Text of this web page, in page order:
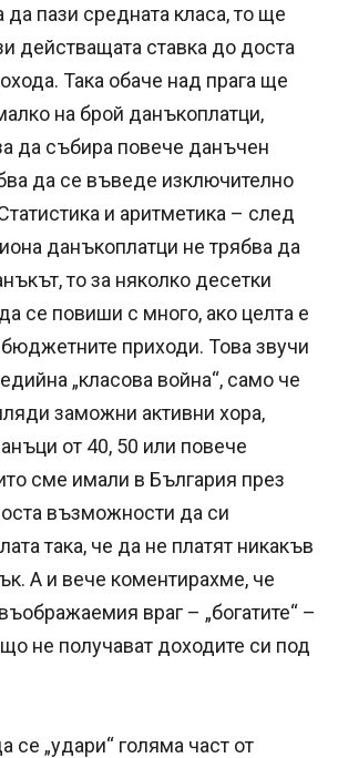
да пази средната класа, то ще
действащата ставка до доста
Така обаче над прага ще
на брой данъкоплатци,
да събира повече данъчен
да се въведе изключително
и аритметика – след
данъкоплатци не трябва да
то за няколко десетки
се повиши с много, ако целта е
приходи. Това звучи
„класова война“, само че
заможни активни хора,
от 40, 50 или повече
сме имали в България през
възможности да си
така, че да не платят никакъв
А и вече коментирахме, че
враг – „богатите“ –
не получават доходите си под
се „удари“ голяма част от